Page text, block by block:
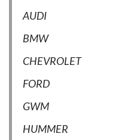
AUDI
BMW
CHEVROLET
FORD
GWM
HUMMER